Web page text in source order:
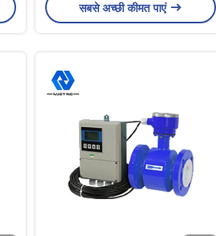
सबसे अच्छी कीमत पाएं